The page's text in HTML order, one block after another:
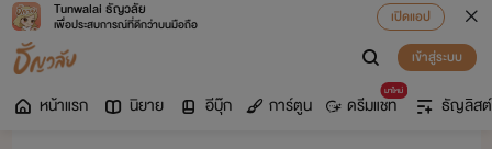
Tunwalai ธัญวลัย
เพื่อประสบการณ์ที่ดีกว่าบนมือถือ
เปิดแอป
เข้าสู่ระบบ
หน้าแรก นิยาย อีบุ๊ก การ์ตูน
มาใหม่
ดรีมแชท ธัญลิสต์